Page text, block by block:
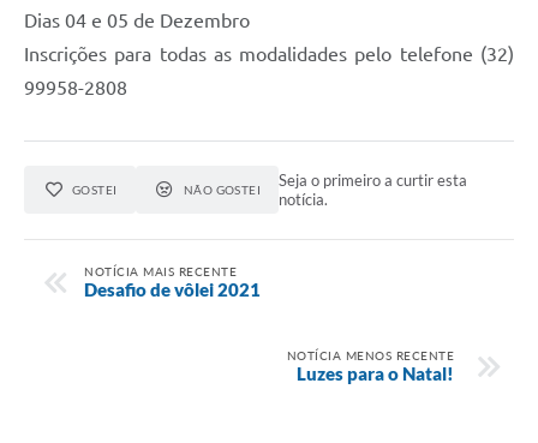
Dias 04 e 05 de Dezembro
Inscrições para todas as modalidades pelo telefone (32)
99958-2808
GOSTEI NÃO GOSTEI
Seja o primeiro a curtir esta
notícia.
NOTÍCIA MAIS RECENTE
Desafio de vôlei 2021
NOTÍCIA MENOS RECENTE
Luzes para o Natal!